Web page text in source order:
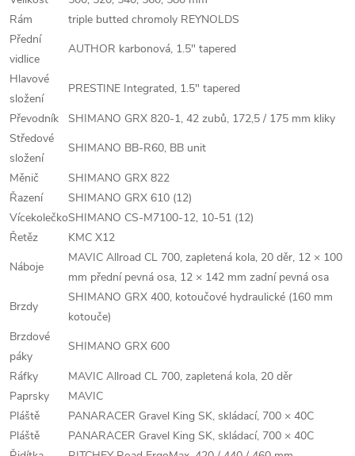
Rám
triple butted chromoly REYNOLDS
Přední
vidlice
AUTHOR karbonová, 1.5" tapered
Hlavové
složení
PRESTINE Integrated, 1.5" tapered
Převodník
SHIMANO GRX 820-1, 42 zubů, 172,5 / 175 mm kliky
Středové
složení
SHIMANO BB-R60, BB unit
Měnič
SHIMANO GRX 822
Řazení
SHIMANO GRX 610 (12)
VícekolečkoSHIMANO CS-M7100-12, 10-51 (12)
Řetěz
KMC X12
Náboje
MAVIC Allroad CL 700, zapletená kola, 20 děr, 12 × 100
mm přední pevná osa, 12 × 142 mm zadní pevná osa
Brzdy
SHIMANO GRX 400, kotoučové hydraulické (160 mm
kotouče)
Brzdové
páky
SHIMANO GRX 600
Ráfky
MAVIC Allroad CL 700, zapletená kola, 20 děr
Paprsky
MAVIC
Pláště
PANARACER Gravel King SK, skládací, 700 × 40C
Pláště
PANARACER Gravel King SK, skládací, 700 × 40C